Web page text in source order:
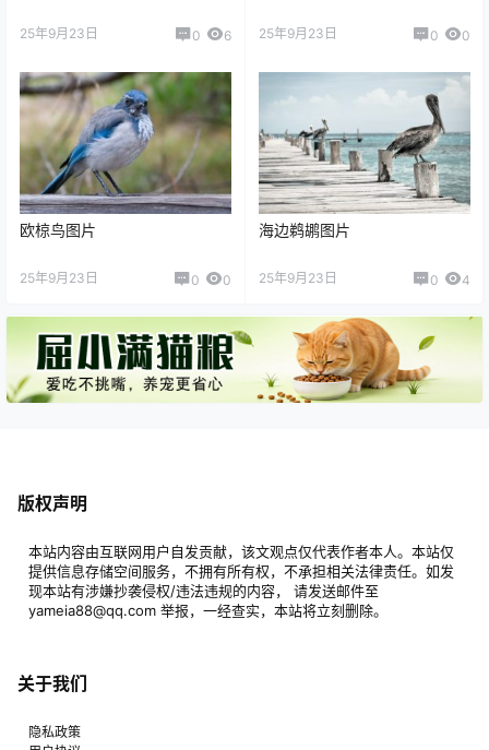
25年9月23日 0 6 25年9月23日 0 0
欧椋鸟图片
25年9月23日 0 0
海边鹈鹕图片
25年9月23日 0 4
版权声明
本站内容由互联网用户自发贡献，该文观点仅代表作者本人。本站仅
提供信息存储空间服务，不拥有所有权，不承担相关法律责任。如发
现本站有涉嫌抄袭侵权/违法违规的内容， 请发送邮件至
yameia88@qq.com 举报，一经查实，本站将立刻删除。
关于我们
隐私政策